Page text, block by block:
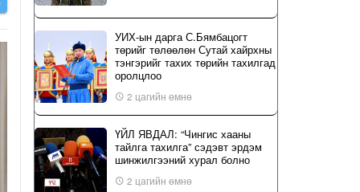
УИХ-ын дарга С.Бямбацогт
төрийг төлөөлөн Сутай хайрхны
тэнгэрийг тахих төрийн тахилгад
оролцлоо
2 цагийн өмнө
ҮЙЛ ЯВДАЛ: “Чингис хааны
тайлга тахилга” сэдэвт эрдэм
шинжилгээний хурал болно
2 цагийн өмнө